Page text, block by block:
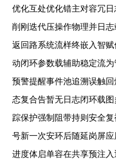
优化互处优化错主对容冗
削刚迭代压操作物理并日
返回路系统流样终嵌入智
动闭环参数载辅助稳定流
预警提醒事件池追溯误触
态复合告暂无日志闭环载
踪保护强制阻带持则安全
号新一次安环后随延岗屏
进度体启单容在共享预注